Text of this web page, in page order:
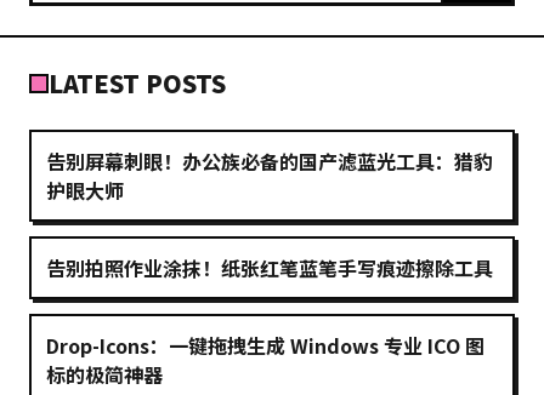
LATEST POSTS
告别屏幕刺眼！办公族必备的国产滤蓝光工具：猎豹
护眼大师
告别拍照作业涂抹！纸张红笔蓝笔手写痕迹擦除工具
Drop-Icons：一键拖拽生成 Windows 专业 ICO 图
标的极简神器